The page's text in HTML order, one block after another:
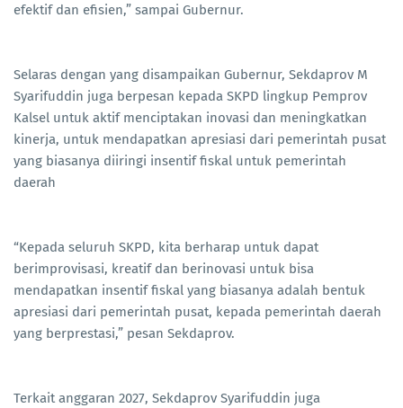
efektif dan efisien,” sampai Gubernur.
Selaras dengan yang disampaikan Gubernur, Sekdaprov M
Syarifuddin juga berpesan kepada SKPD lingkup Pemprov
Kalsel untuk aktif menciptakan inovasi dan meningkatkan
kinerja, untuk mendapatkan apresiasi dari pemerintah pusat
yang biasanya diiringi insentif fiskal untuk pemerintah
daerah
“Kepada seluruh SKPD, kita berharap untuk dapat
berimprovisasi, kreatif dan berinovasi untuk bisa
mendapatkan insentif fiskal yang biasanya adalah bentuk
apresiasi dari pemerintah pusat, kepada pemerintah daerah
yang berprestasi,” pesan Sekdaprov.
Terkait anggaran 2027, Sekdaprov Syarifuddin juga